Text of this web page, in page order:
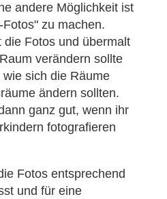
andere Möglichkeit ist
zu machen.
die Fotos und übermalt
verändern sollte
sich die Räume
ändern sollten.
ganz gut, wenn ihr
fotografieren
Fotos entsprechend
und für eine